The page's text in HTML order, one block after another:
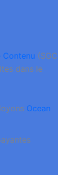
Contenu
dans le
Ocean